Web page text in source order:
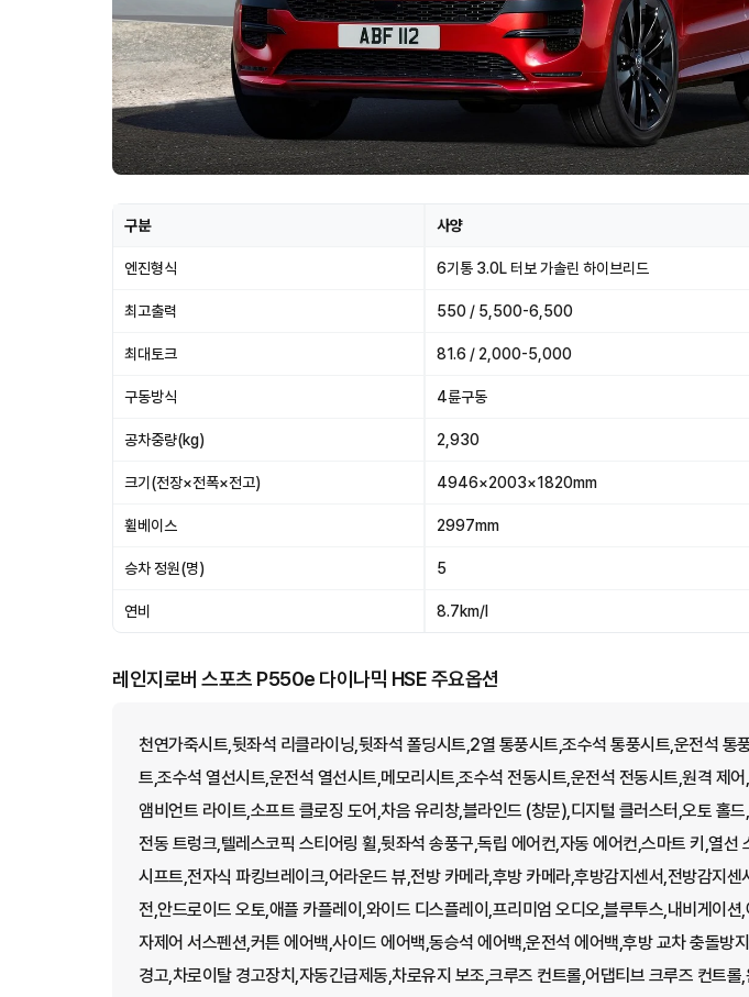
구분 사양
엔진형식 6기통 3.0L 터보 가솔린 하이브리드
최고출력 550 / 5,500-6,500
최대토크 81.6 / 2,000-5,000
구동방식 4륜구동
공차중량(kg) 2,930
크기(전장×전폭×전고) 4946×2003×1820mm
휠베이스 2997mm
승차 정원(명) 5
연비 8.7km/l
레인지로버 스포츠 P550e 다이나믹 HSE 주요옵션
천연가죽시트,뒷좌석 리클라이닝,뒷좌석 폴딩시트,2열 통풍시트,조수석 통풍시트,운전석 통
트,조수석 열선시트,운전석 열선시트,메모리시트,조수석 전동시트,운전석 전동시트,원격 제어,
앰비언트 라이트,소프트 클로징 도어,차음 유리창,블라인드 (창문),디지털 클러스터,오토 홀드
전동 트렁크,텔레스코픽 스티어링 휠,뒷좌석 송풍구,독립 에어컨,자동 에어컨,스마트 키,열선
시프트,전자식 파킹브레이크,어라운드 뷰,전방 카메라,후방 카메라,후방감지센서,전방감지센
전,안드로이드 오토,애플 카플레이,와이드 디스플레이,프리미엄 오디오,블루투스,내비게이션
자제어 서스펜션,커튼 에어백,사이드 에어백,동승석 에어백,운전석 에어백,후방 교차 충돌방
경고,차로이탈 경고장치,자동긴급제동,차로유지 보조,크루즈 컨트롤,어댑티브 크루즈 컨트롤